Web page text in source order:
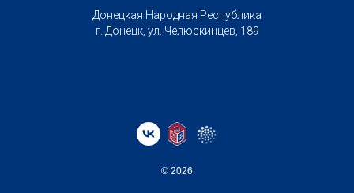
Донецкая Народная Республика
г. Донецк, ул. Челюскинцев, 189
© 2026